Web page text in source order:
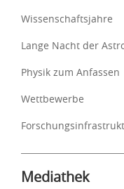
Wissenschaftsjahre
Lange Nacht der
Physik zum Anfassen
Wettbewerbe
Mediathek